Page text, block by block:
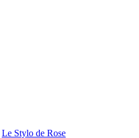
Le Stylo de Rose